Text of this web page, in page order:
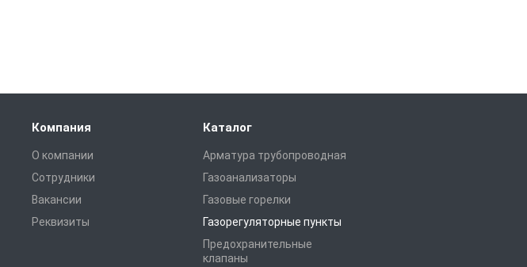
Компания
О компании
Сотрудники
Вакансии
Реквизиты
Каталог
Арматура трубопроводная
Газоанализаторы
Газовые горелки
Газорегуляторные пункты
Предохранительные
клапаны